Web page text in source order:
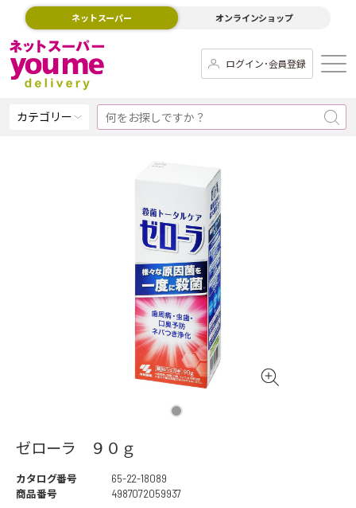
ネットスーパー オンラインショップ
ログイン･会員登録
カテゴリー
ゼローラ ９０ｇ
カタログ番号
65-22-18089
商品番号
4987072059937